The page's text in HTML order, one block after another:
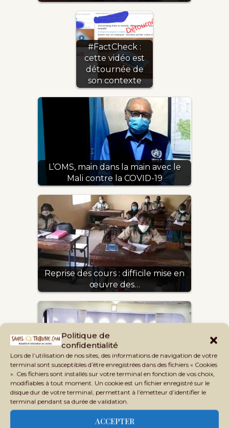
Politique de
confidentialité
Lors de l’utilisation de nos sites, des informations de navigation de votre
terminal sont susceptibles d’être enregistrées dans des fichiers « Cookies
». Ces fichiers sont installés sur votre terminal en fonction de vos choix,
modifiables à tout moment. Un cookie est un fichier enregistré sur le
disque dur de votre terminal, permettant à l’émetteur d’identifier le
terminal pendant sa durée de validation.
ACCEPTER
#FactCheck :
cette vidéo est
détournée de
son contexte
L’OMS, main dans la main avec le
Mali contre la COVID-19
Reprise des cours : difficile mise en
œuvre des…
3e vague de la Covid-19 au Mali : les
autorités…